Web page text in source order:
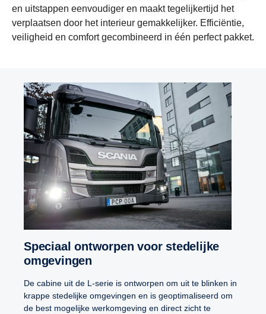
en uitstappen eenvoudiger en maakt tegelijkertijd het
verplaatsen door het interieur gemakkelijker. Efficiëntie,
veiligheid en comfort gecombineerd in één perfect pakket.
Speciaal ontworpen voor stedelijke
omgevingen
De cabine uit de L-serie is ontworpen om uit te blinken in
krappe stedelijke omgevingen en is geoptimaliseerd om
de best mogelijke werkomgeving en direct zicht te